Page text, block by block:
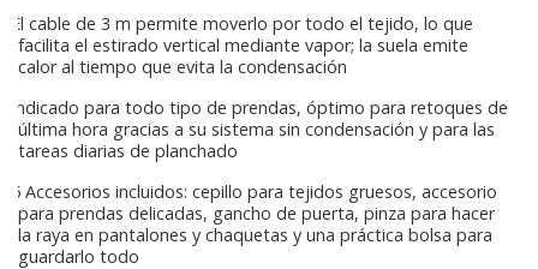
El cable de 3 m permite moverlo por todo el tejido, lo que
facilita el estirado vertical mediante vapor; la suela emite
calor al tiempo que evita la condensación
Indicado para todo tipo de prendas, óptimo para retoques de
última hora gracias a su sistema sin condensación y para las
tareas diarias de planchado
5 Accesorios incluidos: cepillo para tejidos gruesos, accesorio
para prendas delicadas, gancho de puerta, pinza para hacer
la raya en pantalones y chaquetas y una práctica bolsa para
guardarlo todo